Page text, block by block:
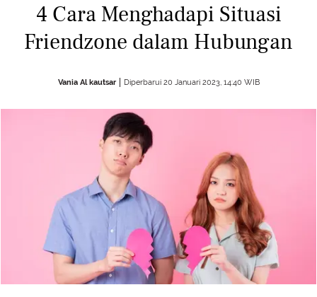
4 Cara Menghadapi Situasi
Friendzone dalam Hubungan
Vania Al kautsar Diperbarui 20 Januari 2023, 14:40 WIB